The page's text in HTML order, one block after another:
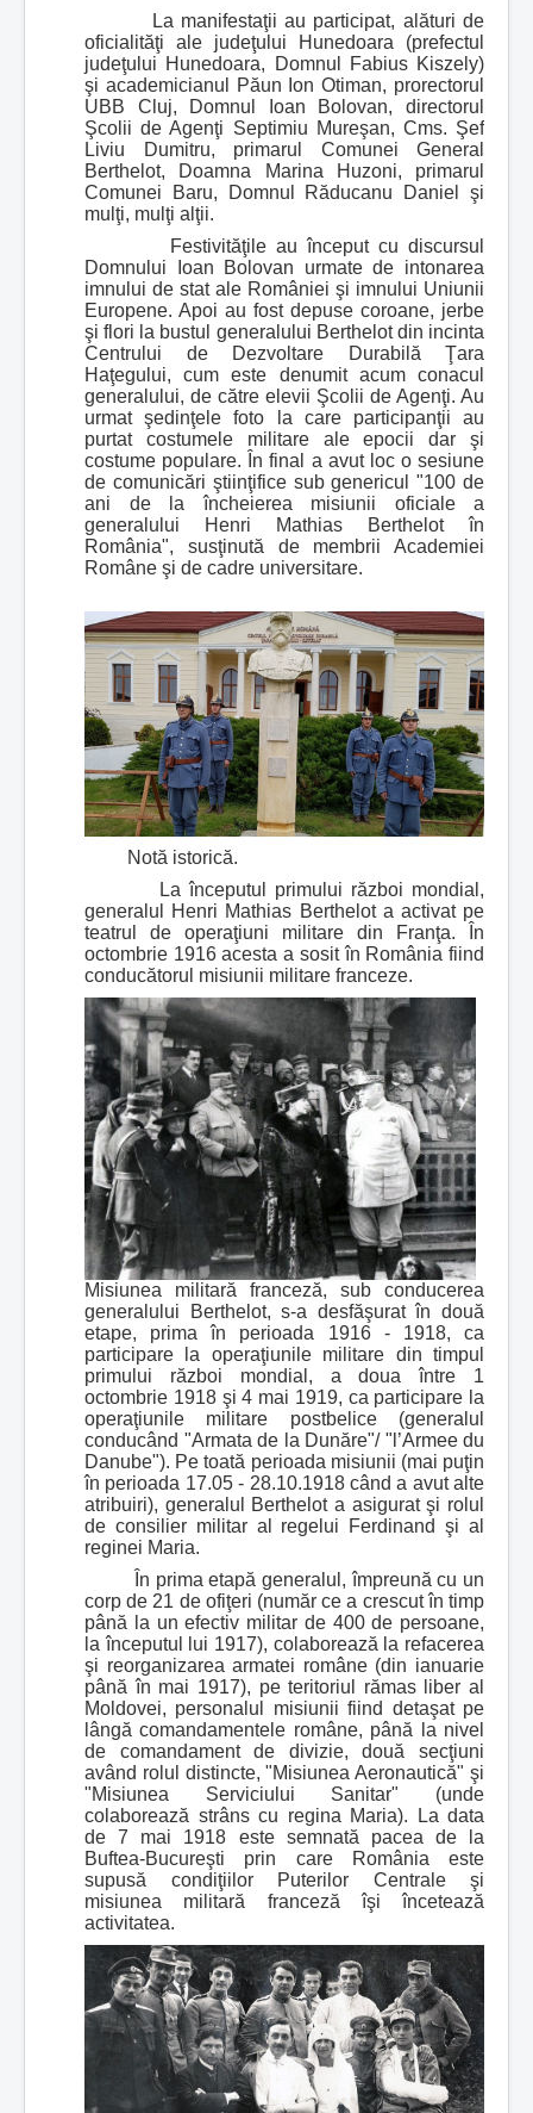
La manifestaţii au participat, alături de
oficialităţi ale judeţului Hunedoara (prefectul
judeţului Hunedoara, Domnul Fabius Kiszely)
şi academicianul Păun Ion Otiman, prorectorul
UBB Cluj, Domnul Ioan Bolovan, directorul
Şcolii de Agenţi Septimiu Mureşan, Cms. Şef
Liviu Dumitru, primarul Comunei General
Berthelot, Doamna Marina Huzoni, primarul
Comunei Baru, Domnul Răducanu Daniel şi
mulţi, mulţi alţii.
Festivităţile au început cu discursul
Domnului Ioan Bolovan urmate de intonarea
imnului de stat ale României şi imnului Uniunii
Europene. Apoi au fost depuse coroane, jerbe
şi flori la bustul generalului Berthelot din incinta
Centrului de Dezvoltare Durabilă Ţara
Haţegului, cum este denumit acum conacul
generalului, de către elevii Şcolii de Agenţi. Au
urmat şedinţele foto la care participanţii au
purtat costumele militare ale epocii dar şi
costume populare. În final a avut loc o sesiune
de comunicări ştiinţifice sub genericul "100 de
ani de la încheierea misiunii oficiale a
generalului Henri Mathias Berthelot în
România", susţinută de membrii Academiei
Române şi de cadre universitare.
Notă istorică.
La începutul primului război mondial,
generalul Henri Mathias Berthelot a activat pe
teatrul de operaţiuni militare din Franţa. În
octombrie 1916 acesta a sosit în România fiind
conducătorul misiunii militare franceze.
Misiunea militară franceză, sub conducerea
generalului Berthelot, s-a desfăşurat în două
etape, prima în perioada 1916 - 1918, ca
participare la operaţiunile militare din timpul
primului război mondial, a doua între 1
octombrie 1918 şi 4 mai 1919, ca participare la
operaţiunile militare postbelice (generalul
conducând "Armata de la Dunăre"/ "l’Armee du
Danube"). Pe toată perioada misiunii (mai puţin
în perioada 17.05 - 28.10.1918 când a avut alte
atribuiri), generalul Berthelot a asigurat şi rolul
de consilier militar al regelui Ferdinand şi al
reginei Maria.
În prima etapă generalul, împreună cu un
corp de 21 de ofiţeri (număr ce a crescut în timp
până la un efectiv militar de 400 de persoane,
la începutul lui 1917), colaborează la refacerea
şi reorganizarea armatei române (din ianuarie
până în mai 1917), pe teritoriul rămas liber al
Moldovei, personalul misiunii fiind detaşat pe
lângă comandamentele române, până la nivel
de comandament de divizie, două secţiuni
având rolul distincte, "Misiunea Aeronautică" şi
"Misiunea Serviciului Sanitar" (unde
colaborează strâns cu regina Maria). La data
de 7 mai 1918 este semnată pacea de la
Buftea-Bucureşti prin care România este
supusă condiţiilor Puterilor Centrale şi
misiunea militară franceză îşi încetează
activitatea.